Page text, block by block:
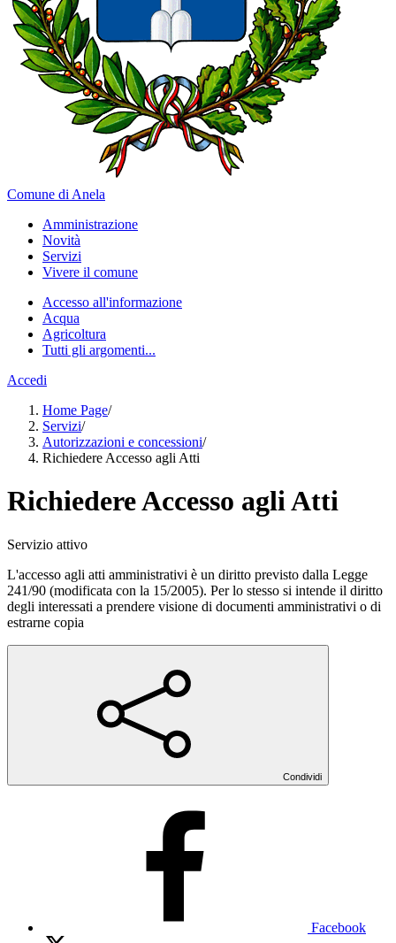
Comune di Anela
Amministrazione
Novità
Servizi
Vivere il comune
Accesso all'informazione
Acqua
Agricoltura
Tutti gli argomenti...
Accedi
Home Page/
Servizi/
Autorizzazioni e concessioni/
Richiedere Accesso agli Atti
Richiedere Accesso agli Atti
Servizio attivo
L'accesso agli atti amministrativi è un diritto previsto dalla Legge
241/90 (modificata con la 15/2005). Per lo stesso si intende il diritto
degli interessati a prendere visione di documenti amministrativi o di
estrarne copia
Condividi
Facebook